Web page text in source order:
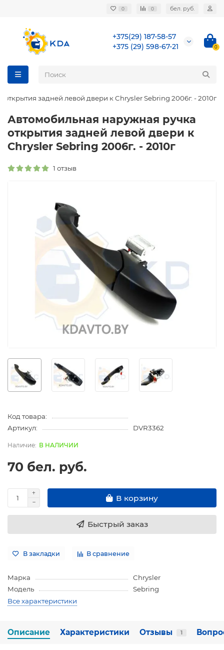
0 0 бел. руб.
+375(29) 187-58-57
+375 (29) 598-67-21
0
задней левой двери к Chrysler Sebring 2006г. - 2010г
Автомобильная наружная ручка
открытия задней левой двери к
Chrysler Sebring 2006г. - 2010г
1 отзыв
Код товара:
Артикул:
DVR3362
В НАЛИЧИИ
70 бел. руб.
В корзину
Быстрый заказ
В закладки В сравнение
Марка
Chrysler
Модель
Sebring
Все характеристики
Описание Характеристики Отзывы 1